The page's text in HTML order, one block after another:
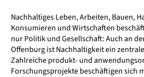
Nachhaltiges Leben, Arbeiten, Bauen,
Konsumieren und Wirtschaften
nur Politik und Gesellschaft: Auch an
Offenburg ist Nachhaltigkeit ein
Zahlreiche produkt- und
Forschungsprojekte beschäftigen sich